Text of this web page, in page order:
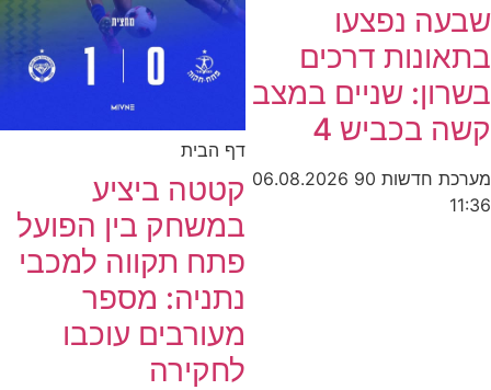
שבעה נפצעו
בתאונות דרכים
בשרון: שניים במצב
קשה בכביש 4
מערכת חדשות 90
06.08.2026
11:36
דף הבית
קטטה ביציע
במשחק בין הפועל
פתח תקווה למכבי
נתניה: מספר
מעורבים עוכבו
לחקירה